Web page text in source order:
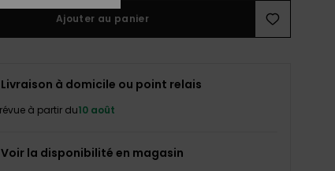
Ajouter au panier
Livraison à domicile ou point relais
à partir du10 août
Voir la disponibilité en magasin